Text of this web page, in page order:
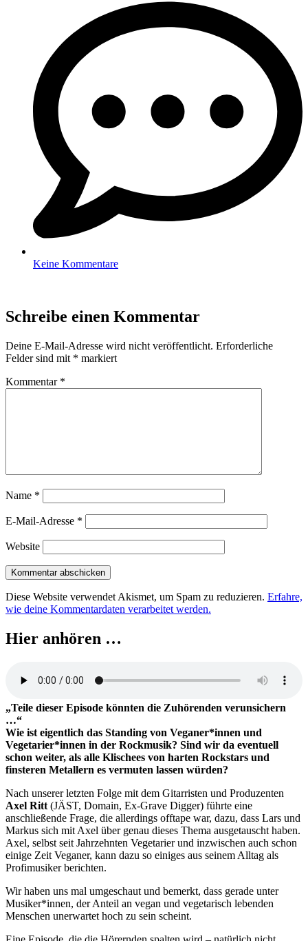
Keine Kommentare
Schreibe einen Kommentar
Deine E-Mail-Adresse wird nicht veröffentlicht. Erforderliche
Felder sind mit * markiert
Kommentar *
Name *
E-Mail-Adresse *
Website
Diese Website verwendet Akismet, um Spam zu reduzieren. Erfahre,
wie deine Kommentardaten verarbeitet werden.
Hier anhören …
„Teile dieser Episode könnten die Zuhörenden verunsichern
…“
Wie ist eigentlich das Standing von Veganer*innen und
Vegetarier*innen in der Rockmusik? Sind wir da eventuell
schon weiter, als alle Klischees von harten Rockstars und
finsteren Metallern es vermuten lassen würden?
Nach unserer letzten Folge mit dem Gitarristen und Produzenten
Axel Ritt (JÄST, Domain, Ex-Grave Digger) führte eine
anschließende Frage, die allerdings offtape war, dazu, dass Lars und
Markus sich mit Axel über genau dieses Thema ausgetauscht haben.
Axel, selbst seit Jahrzehnten Vegetarier und inzwischen auch schon
einige Zeit Veganer, kann dazu so einiges aus seinem Alltag als
Profimusiker berichten.
Wir haben uns mal umgeschaut und bemerkt, dass gerade unter
Musiker*innen, der Anteil an vegan und vegetarisch lebenden
Menschen unerwartet hoch zu sein scheint.